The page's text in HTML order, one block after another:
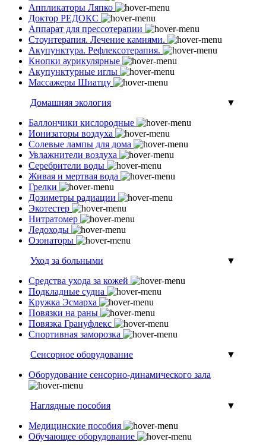
Аппликаторы Ляпко
Доктор РЕДОКС
Аппарат для прессотерапии
Стоунтерапия. Лечение камнями.
Акупунктура. Рефлексотерапия.
Кнопки аурикулярные
Акупунктурные иглы
Массажеры Шиатцу
Домашняя экология
▼
Баллончики кислородные
Ионизаторы воздуха
Солевые лампы для дома
Увлажнители воздуха
Серебрители воды
Живая и мертвая вода
Грелки
Дозиметры радиации
Экотестер
Нитратомер
Ледоходы
Озонаторы
Уход за больными
▼
Средства ухода за кожей
Подкладные судна
Кружка Эсмарха
Повязки на раны
Повязка Грануфлекс
Спортивная заморозка
Сенсорное оборудование
▼
Оборудование сенсорно-динамического зала
Наглядные пособия
▼
Медицинские пособия
Обучающее оборудование